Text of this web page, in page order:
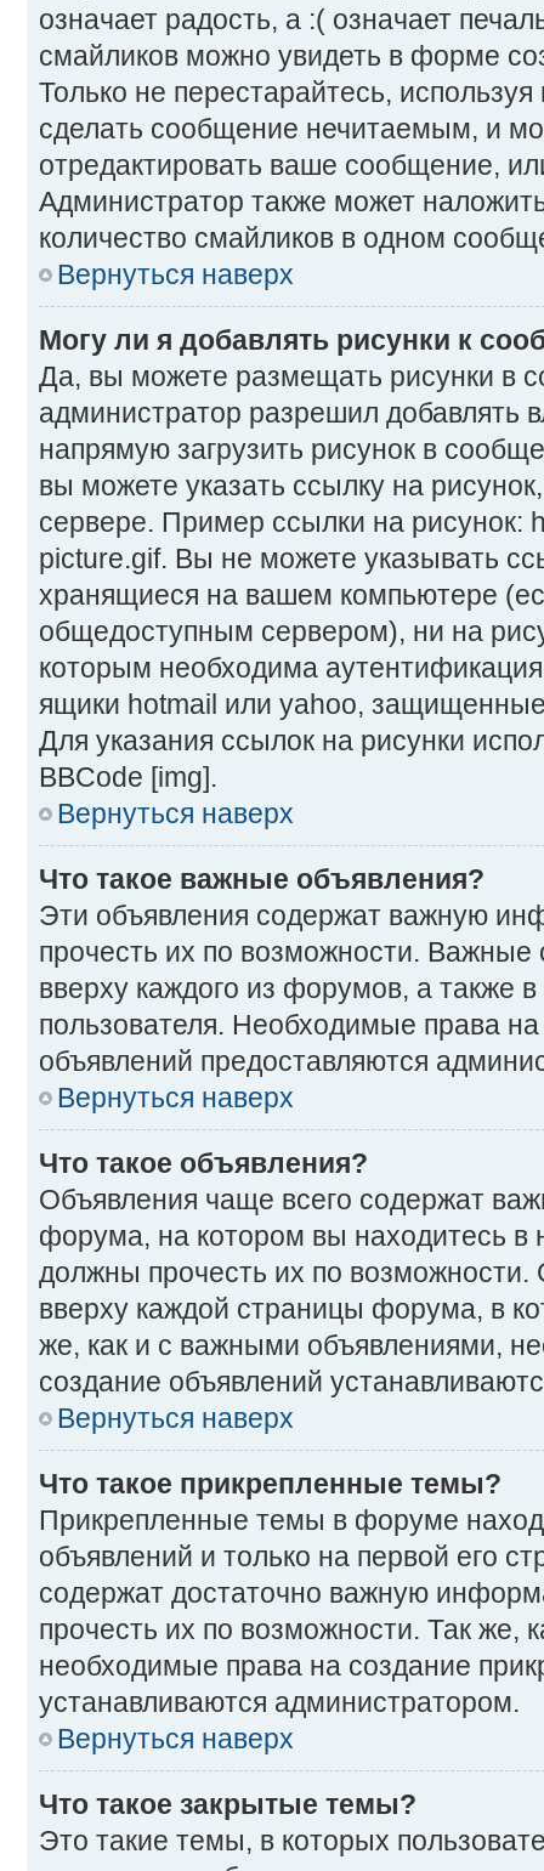
означает радость, а :( означает
смайликов можно увидеть в форме
Только не перестарайтесь, используя
сделать сообщение нечитаемым, и
отредактировать ваше сообщение,
Администратор также может
количество смайликов в одном
Вернуться наверх
Могу ли я добавлять рисунки к
Да, вы можете размещать рисунки в
администратор разрешил добавлять
напрямую загрузить рисунок в
вы можете указать ссылку на
сервере. Пример ссылки на рисунок:
picture.gif. Вы не можете указывать
хранящиеся на вашем компьютере
общедоступным сервером), ни на
которым необходима
ящики hotmail или yahoo,
Для указания ссылок на рисунки
BBCode [img].
Вернуться наверх
Что такое важные объявления?
Эти объявления содержат важную
прочесть их по возможности. Важные
вверху каждого из форумов, а также
пользователя. Необходимые права
объявлений предоставляются
Вернуться наверх
Что такое объявления?
Объявления чаще всего содержат
форума, на котором вы находитесь
должны прочесть их по возможности.
вверху каждой страницы форума, в
же, как и с важными объявлениями,
создание объявлений
Вернуться наверх
Что такое прикрепленные темы?
Прикрепленные темы в форуме
объявлений и только на первой его
содержат достаточно важную
прочесть их по возможности. Так же,
необходимые права на создание
устанавливаются администратором.
Вернуться наверх
Что такое закрытые темы?
Это такие темы, в которых